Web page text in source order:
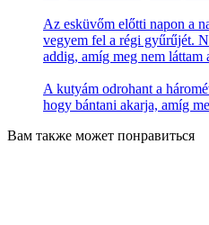
Az esküvőm előtti napon a
vegyem fel a régi gyűrűjét.
addig, amíg meg nem láttam
A kutyám odrohant a
hogy bántani akarja, amíg
Вам также может понравиться